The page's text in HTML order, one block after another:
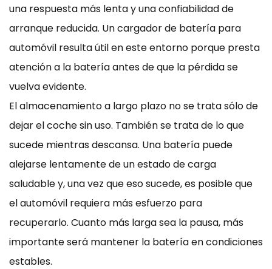
una respuesta más lenta y una confiabilidad de
arranque reducida. Un cargador de batería para
automóvil resulta útil en este entorno porque presta
atención a la batería antes de que la pérdida se
vuelva evidente.
El almacenamiento a largo plazo no se trata sólo de
dejar el coche sin uso. También se trata de lo que
sucede mientras descansa. Una batería puede
alejarse lentamente de un estado de carga
saludable y, una vez que eso sucede, es posible que
el automóvil requiera más esfuerzo para
recuperarlo. Cuanto más larga sea la pausa, más
importante será mantener la batería en condiciones
estables.